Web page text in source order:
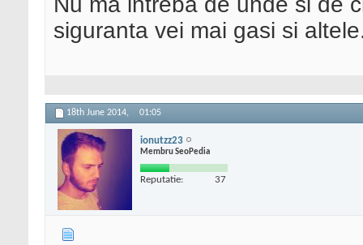
siguranta vei mai gasi si
18th June 2014, 01:05
ionutzz23
Membru SeoPedia
Reputatie: 37